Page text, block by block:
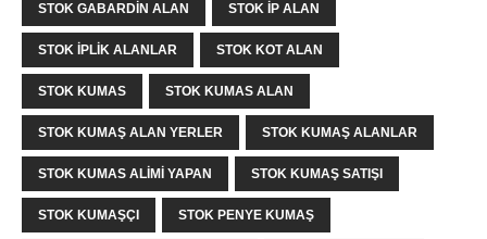
STOK GABARDIN ALAN STOK IP ALAN
STOK IPLIK ALANLAR STOK KOT ALAN
STOK KUMAS STOK KUMAS ALAN
STOK KUMAŞ ALAN YERLER STOK KUMAŞ ALANLAR
STOK KUMAS ALIMI YAPAN STOK KUMAŞ SATIŞI
STOK KUMAŞÇI STOK PENYE KUMAŞ